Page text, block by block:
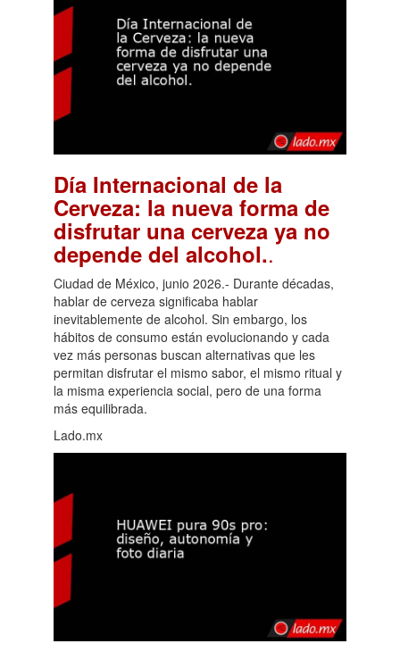
Día Internacional de la
Cerveza: la nueva forma de
disfrutar una cerveza ya no
depende del alcohol..
Ciudad de México, junio 2026.- Durante décadas,
hablar de cerveza significaba hablar
inevitablemente de alcohol. Sin embargo, los
hábitos de consumo están evolucionando y cada
vez más personas buscan alternativas que les
permitan disfrutar el mismo sabor, el mismo ritual y
la misma experiencia social, pero de una forma
más equilibrada.
Lado.mx